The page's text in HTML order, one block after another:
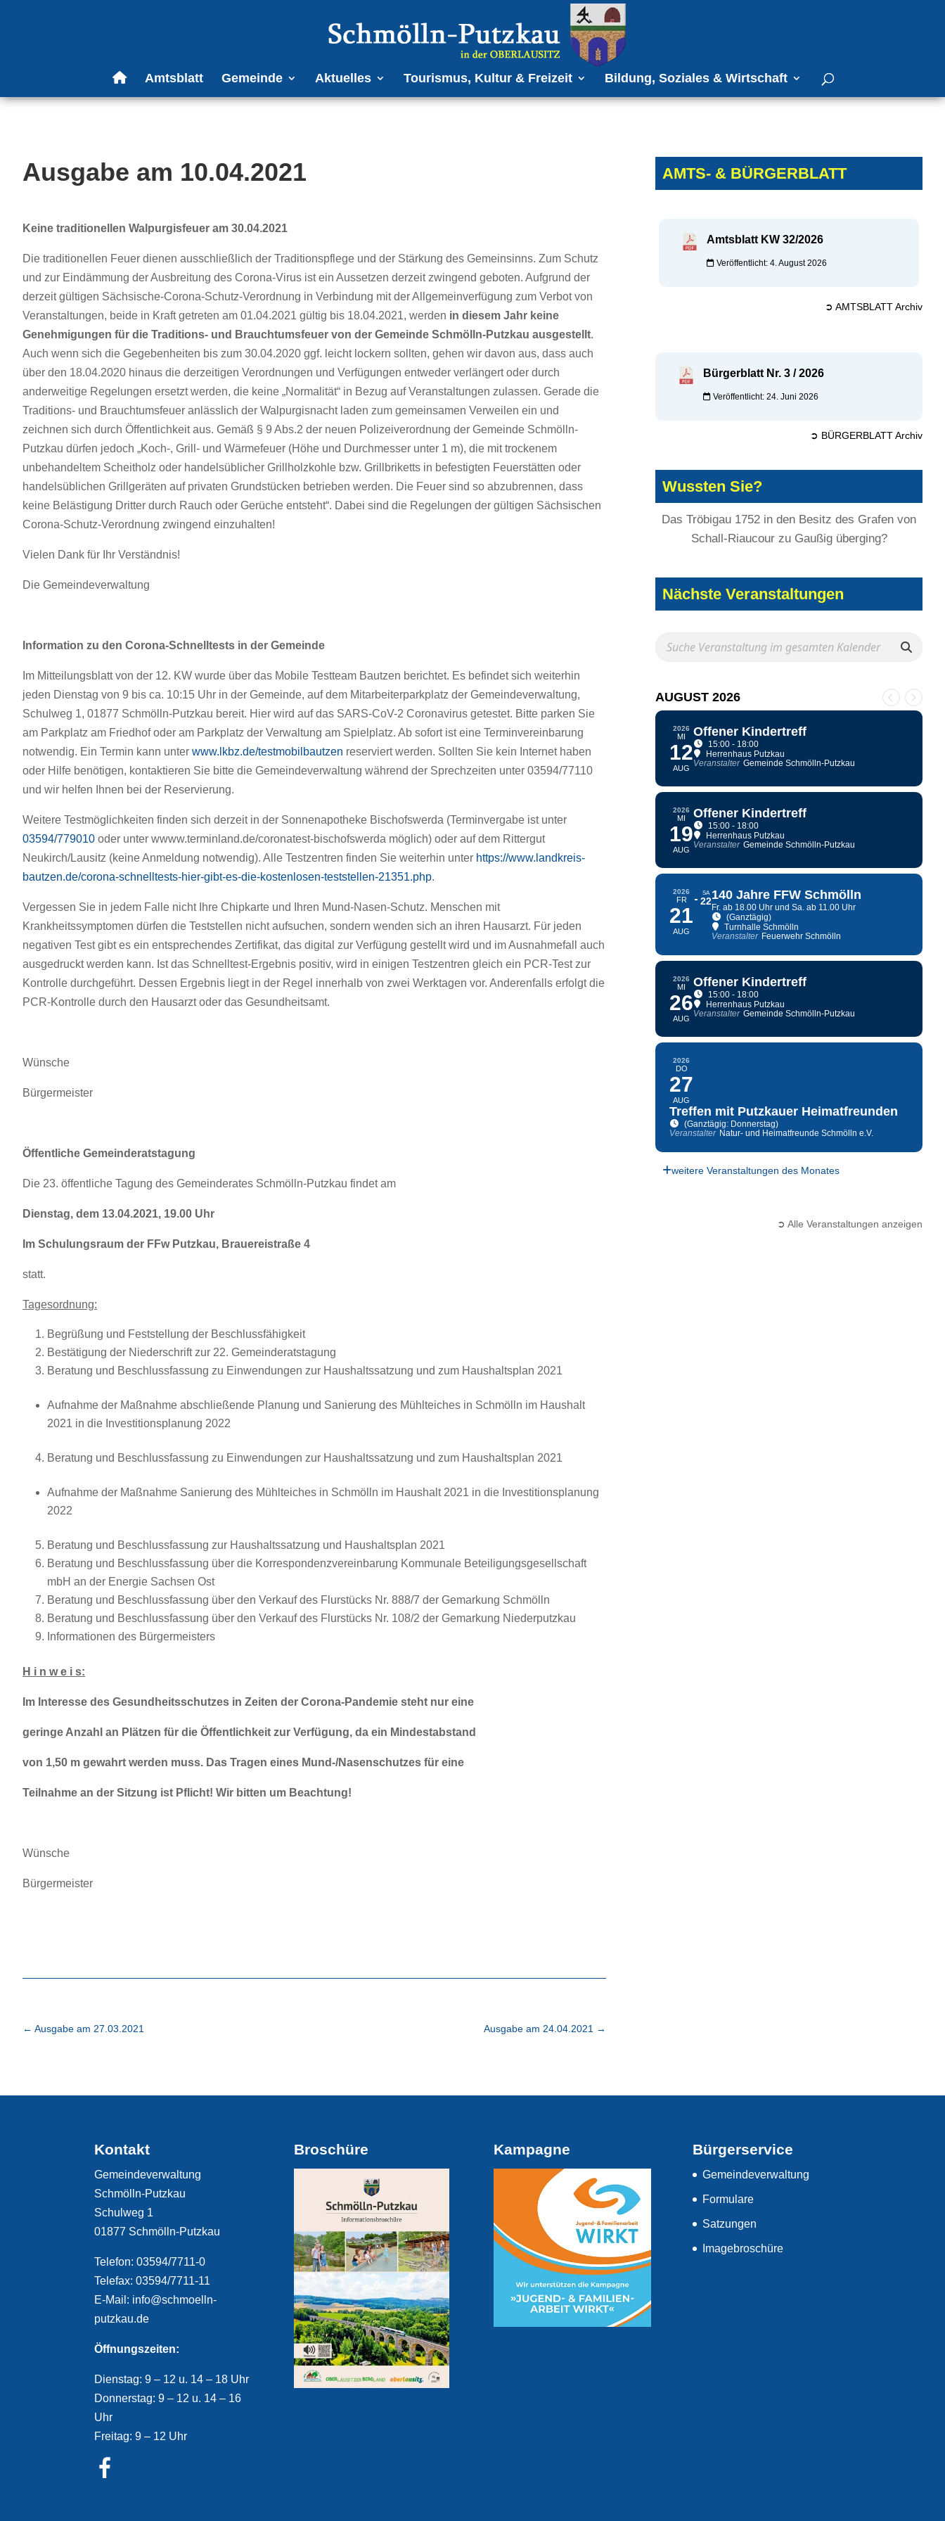
Amtsblatt Gemeinde Aktuelles Tourismus, Kultur & Freizeit Bildung, Soziales & Wirtschaft
Ausgabe am 10.04.2021
Keine traditionellen Walpurgisfeuer am 30.04.2021
Die traditionellen Feuer dienen ausschließlich der Traditionspflege und der Stärkung des Gemeinsinns. Zum Schutz
und zur Eindämmung der Ausbreitung des Corona-Virus ist ein Aussetzen derzeit zwingend geboten. Aufgrund der
derzeit gültigen Sächsische-Corona-Schutz-Verordnung in Verbindung mit der Allgemeinverfügung zum Verbot von
Veranstaltungen, beide in Kraft getreten am 01.04.2021 gültig bis 18.04.2021, werden in diesem Jahr keine
Genehmigungen für die Traditions- und Brauchtumsfeuer von der Gemeinde Schmölln-Putzkau ausgestellt.
Auch wenn sich die Gegebenheiten bis zum 30.04.2020 ggf. leicht lockern sollten, gehen wir davon aus, dass auch
über den 18.04.2020 hinaus die derzeitigen Verordnungen und Verfügungen entweder verlängert oder durch
anderweitige Regelungen ersetzt werden, die keine „Normalität“ in Bezug auf Veranstaltungen zulassen. Gerade die
Traditions- und Brauchtumsfeuer anlässlich der Walpurgisnacht laden zum gemeinsamen Verweilen ein und
zeichnen sich durch Öffentlichkeit aus. Gemäß § 9 Abs.2 der neuen Polizeiverordnung der Gemeinde Schmölln-
Putzkau dürfen jedoch „Koch-, Grill- und Wärmefeuer (Höhe und Durchmesser unter 1 m), die mit trockenem
unbehandeltem Scheitholz oder handelsüblicher Grillholzkohle bzw. Grillbriketts in befestigten Feuerstätten oder
handelsüblichen Grillgeräten auf privaten Grundstücken betrieben werden. Die Feuer sind so abzubrennen, dass
keine Belästigung Dritter durch Rauch oder Gerüche entsteht“. Dabei sind die Regelungen der gültigen Sächsischen
Corona-Schutz-Verordnung zwingend einzuhalten!
Vielen Dank für Ihr Verständnis!
Die Gemeindeverwaltung
Information zu den Corona-Schnelltests in der Gemeinde
Im Mitteilungsblatt von der 12. KW wurde über das Mobile Testteam Bautzen berichtet. Es befindet sich weiterhin
jeden Dienstag von 9 bis ca. 10:15 Uhr in der Gemeinde, auf dem Mitarbeiterparkplatz der Gemeindeverwaltung,
Schulweg 1, 01877 Schmölln-Putzkau bereit. Hier wird auf das SARS-CoV-2 Coronavirus getestet. Bitte parken Sie
am Parkplatz am Friedhof oder am Parkplatz der Verwaltung am Spielplatz. Ab sofort ist eine Terminvereinbarung
notwendig. Ein Termin kann unter www.lkbz.de/testmobilbautzen reserviert werden. Sollten Sie kein Internet haben
oder Hilfe benötigen, kontaktieren Sie bitte die Gemeindeverwaltung während der Sprechzeiten unter 03594/77110
und wir helfen Ihnen bei der Reservierung.
Weitere Testmöglichkeiten finden sich derzeit in der Sonnenapotheke Bischofswerda (Terminvergabe ist unter
03594/779010 oder unter wwww.terminland.de/coronatest-bischofswerda möglich) oder auf dem Rittergut
Neukirch/Lausitz (keine Anmeldung notwendig). Alle Testzentren finden Sie weiterhin unter https://www.landkreis-
bautzen.de/corona-schnelltests-hier-gibt-es-die-kostenlosen-teststellen-21351.php.
Vergessen Sie in jedem Falle nicht Ihre Chipkarte und Ihren Mund-Nasen-Schutz. Menschen mit
Krankheitssymptomen dürfen die Teststellen nicht aufsuchen, sondern wenden sich an ihren Hausarzt. Für jeden
negativen Test gibt es ein entsprechendes Zertifikat, das digital zur Verfügung gestellt wird und im Ausnahmefall auch
ausgedruckt werden kann. Ist das Schnelltest-Ergebnis positiv, wird in einigen Testzentren gleich ein PCR-Test zur
Kontrolle durchgeführt. Dessen Ergebnis liegt in der Regel innerhalb von zwei Werktagen vor. Anderenfalls erfolgt die
PCR-Kontrolle durch den Hausarzt oder das Gesundheitsamt.
Wünsche
Bürgermeister
Öffentliche Gemeinderatstagung
Die 23. öffentliche Tagung des Gemeinderates Schmölln-Putzkau findet am
Dienstag, dem 13.04.2021, 19.00 Uhr
Im Schulungsraum der FFw Putzkau, Brauereistraße 4
statt.
Tagesordnung:
Begrüßung und Feststellung der Beschlussfähigkeit
Bestätigung der Niederschrift zur 22. Gemeinderatstagung
Beratung und Beschlussfassung zu Einwendungen zur Haushaltssatzung und zum Haushaltsplan 2021
Aufnahme der Maßnahme abschließende Planung und Sanierung des Mühlteiches in Schmölln im Haushalt
2021 in die Investitionsplanung 2022
Beratung und Beschlussfassung zu Einwendungen zur Haushaltssatzung und zum Haushaltsplan 2021
Aufnahme der Maßnahme Sanierung des Mühlteiches in Schmölln im Haushalt 2021 in die Investitionsplanung
2022
Beratung und Beschlussfassung zur Haushaltssatzung und Haushaltsplan 2021
Beratung und Beschlussfassung über die Korrespondenzvereinbarung Kommunale Beteiligungsgesellschaft
mbH an der Energie Sachsen Ost
Beratung und Beschlussfassung über den Verkauf des Flurstücks Nr. 888/7 der Gemarkung Schmölln
Beratung und Beschlussfassung über den Verkauf des Flurstücks Nr. 108/2 der Gemarkung Niederputzkau
Informationen des Bürgermeisters
H i n w e i s:
Im Interesse des Gesundheitsschutzes in Zeiten der Corona-Pandemie steht nur eine
geringe Anzahl an Plätzen für die Öffentlichkeit zur Verfügung, da ein Mindestabstand
von 1,50 m gewahrt werden muss. Das Tragen eines Mund-/Nasenschutzes für eine
Teilnahme an der Sitzung ist Pflicht! Wir bitten um Beachtung!
Wünsche
Bürgermeister
← Ausgabe am 27.03.2021 Ausgabe am 24.04.2021 →
AMTS- & BÜRGERBLATT
Amtsblatt KW 32/2026
Veröffentlicht: 4. August 2026
➲ AMTSBLATT Archiv
Bürgerblatt Nr. 3 / 2026
Veröffentlicht: 24. Juni 2026
➲ BÜRGERBLATT Archiv
Wussten Sie?
Das Tröbigau 1752 in den Besitz des Grafen von
Schall-Riaucour zu Gaußig überging?
Nächste Veranstaltungen
AUGUST 2026
2026
MI
12
AUG
Offener Kindertreff
15:00 - 18:00
Herrenhaus Putzkau
Veranstalter Gemeinde Schmölln-Putzkau
2026
MI
19
AUG
Offener Kindertreff
15:00 - 18:00
Herrenhaus Putzkau
Veranstalter Gemeinde Schmölln-Putzkau
2026
FR
21
AUG
SA
22140 Jahre FFW Schmölln
Fr. ab 18.00 Uhr und Sa. ab 11.00 Uhr
(Ganztägig)
Turnhalle Schmölln
Veranstalter Feuerwehr Schmölln
2026
MI
26
AUG
Offener Kindertreff
15:00 - 18:00
Herrenhaus Putzkau
Veranstalter Gemeinde Schmölln-Putzkau
2026
DO
27
AUG
Treffen mit Putzkauer Heimatfreunden
(Ganztägig: Donnerstag)
Veranstalter Natur- und Heimatfreunde Schmölln e.V.
weitere Veranstaltungen des Monates
➲ Alle Veranstaltungen anzeigen
Kontakt
Gemeindeverwaltung
Schmölln-Putzkau
Schulweg 1
01877 Schmölln-Putzkau
Telefon: 03594/7711-0
Telefax: 03594/7711-11
E-Mail: info@schmoelln-
putzkau.de
Öffnungszeiten:
Dienstag: 9 – 12 u. 14 – 18 Uhr
Donnerstag: 9 – 12 u. 14 – 16
Uhr
Freitag: 9 – 12 Uhr
Broschüre Kampagne Bürgerservice
Gemeindeverwaltung
Formulare
Satzungen
Imagebroschüre